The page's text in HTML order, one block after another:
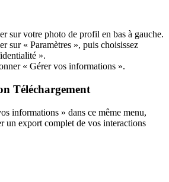
sur votre photo de profil en bas à gauche.
sur « Paramètres », puis choisissez
».
« Gérer vos informations ».
Téléchargement
informations » dans ce même menu,
un export complet de vos interactions